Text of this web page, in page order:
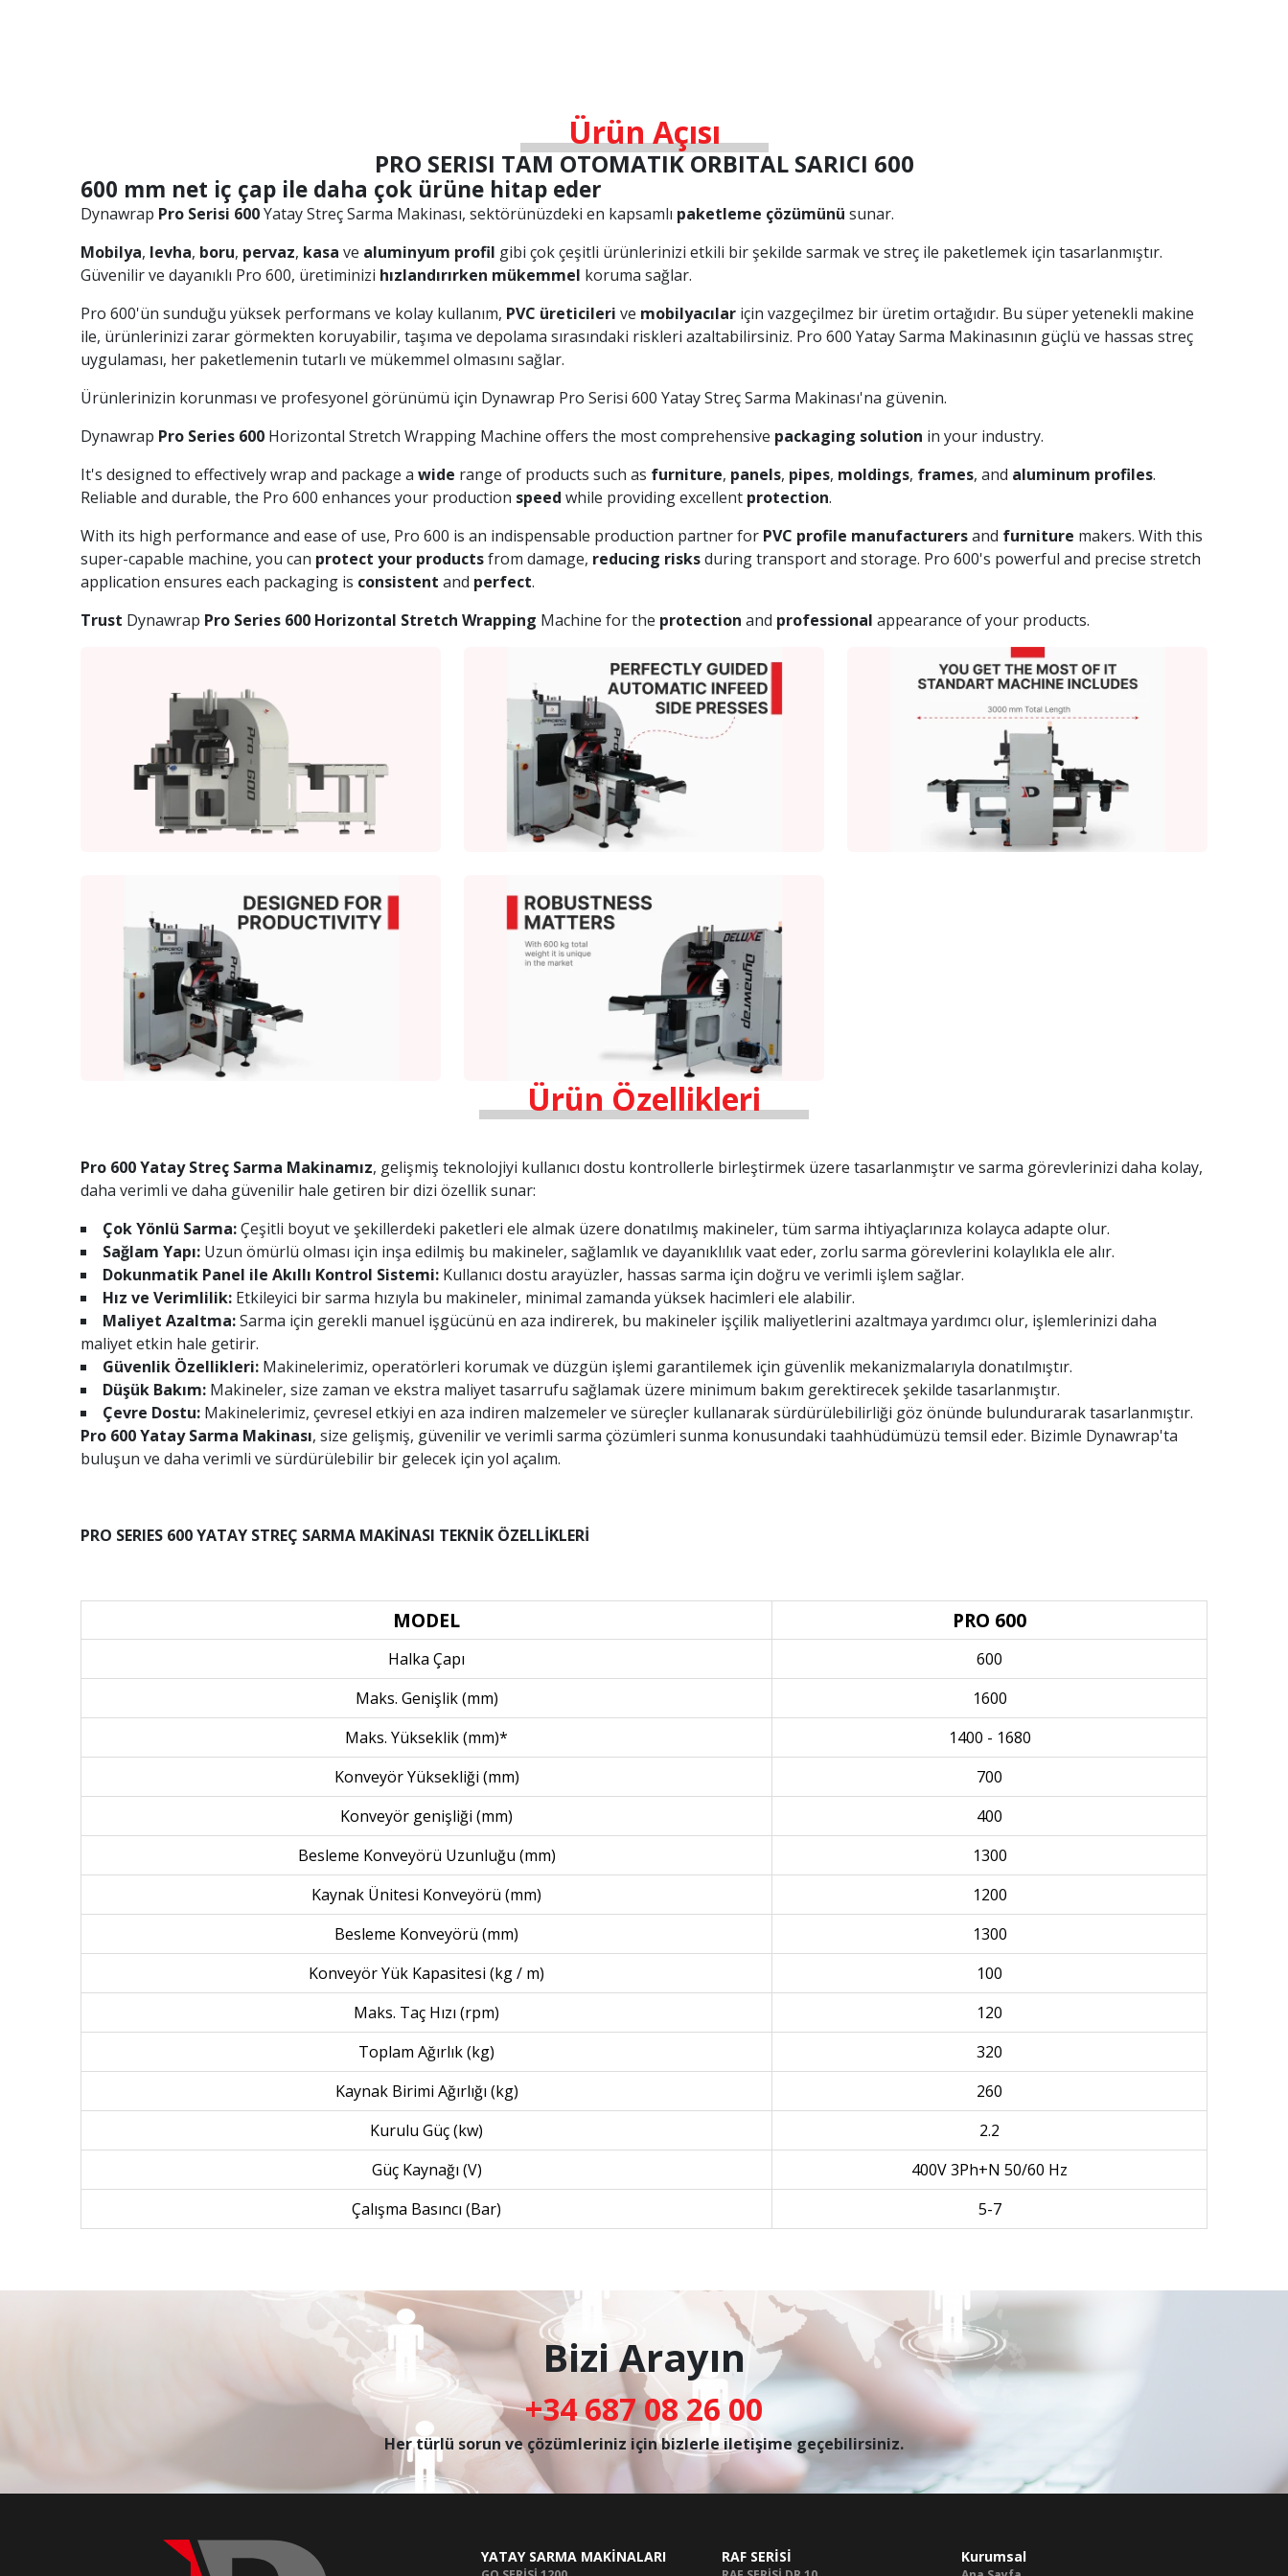
Ürün Açısı
PRO SERISI TAM OTOMATIK ORBITAL SARICI 600
600 mm net iç çap ile daha çok ürüne hitap eder
Dynawrap Pro Serisi 600Yatay Streç Sarma Makinası, sektörünüzdeki en kapsamlı paketleme çözümünü sunar.
Mobilya, levha, boru, pervaz, kasa ve aluminyum profil gibi çok çeşitli ürünlerinizi etkili bir şekilde sarmak ve streç ile paketlemek için tasarlanmıştır.
Güvenilir ve dayanıklı Pro 600, üretiminizi hızlandırırken mükemmel koruma sağlar.
Pro 600'ün sunduğu yüksek performans ve kolay kullanım, PVC üreticileri ve mobilyacılar için vazgeçilmez bir üretim ortağıdır. Bu süper yetenekli makine
ile, ürünlerinizi zarar görmekten koruyabilir, taşıma ve depolama sırasındaki riskleri azaltabilirsiniz. Pro 600 Yatay Sarma Makinasının güçlü ve hassas streç
uygulaması, her paketlemenin tutarlı ve mükemmel olmasını sağlar.
Ürünlerinizin korunması ve profesyonel görünümü için Dynawrap Pro Serisi 600 Yatay Streç Sarma Makinası'na güvenin.
Dynawrap Pro Series 600 Horizontal Stretch Wrapping Machine offers the most comprehensive packaging solution in your industry.
It's designed to effectively wrap and package a wide range of products such as furniture, panels, pipes, moldings, frames, and aluminum profiles.
Reliable and durable, the Pro 600 enhances your production speed while providing excellent protection.
With its high performance and ease of use, Pro 600 is an indispensable production partner for PVC profile manufacturersand furniture makers. With this
super-capable machine, you can protect your productsfrom damage, reducing risksduring transport and storage. Pro 600's powerful and precise stretch
application ensures each packaging is consistent and perfect.
Trust Dynawrap Pro Series 600 Horizontal Stretch Wrapping Machine for the protection and professional appearance of your products.
Ürün Özellikleri
Pro 600 Yatay Streç Sarma Makinamız, gelişmiş teknolojiyi kullanıcı dostu kontrollerle birleştirmek üzere tasarlanmıştır ve sarma görevlerinizi daha kolay,
daha verimli ve daha güvenilir hale getiren bir dizi özellik sunar:
Çok Yönlü Sarma:Çeşitli boyut ve şekillerdeki paketleri ele almak üzere donatılmış makineler, tüm sarma ihtiyaçlarınıza kolayca adapte olur.
Sağlam Yapı: Uzun ömürlü olması için inşa edilmiş bu makineler, sağlamlık ve dayanıklılık vaat eder, zorlu sarma görevlerini kolaylıkla ele alır.
Dokunmatik Panel ile Akıllı Kontrol Sistemi: Kullanıcı dostu arayüzler, hassas sarma için doğru ve verimli işlem sağlar.
Hız ve Verimlilik: Etkileyici bir sarma hızıyla bu makineler, minimal zamanda yüksek hacimleri ele alabilir.
Maliyet Azaltma:Sarma için gerekli manuel işgücünü en aza indirerek, bu makineler işçilik maliyetlerini azaltmaya yardımcı olur, işlemlerinizi daha
maliyet etkin hale getirir.
Güvenlik Özellikleri: Makinelerimiz, operatörleri korumak ve düzgün işlemi garantilemek için güvenlik mekanizmalarıyla donatılmıştır.
Düşük Bakım: Makineler, size zaman ve ekstra maliyet tasarrufu sağlamak üzere minimum bakım gerektirecek şekilde tasarlanmıştır.
Çevre Dostu: Makinelerimiz, çevresel etkiyi en aza indiren malzemeler ve süreçler kullanarak sürdürülebilirliği göz önünde bulundurarak tasarlanmıştır.
Pro 600 Yatay Sarma Makinası, size gelişmiş, güvenilir ve verimli sarma çözümleri sunma konusundaki taahhüdümüzü temsil eder. Bizimle Dynawrap'ta
buluşun ve daha verimli ve sürdürülebilir bir gelecek için yol açalım.
PRO SERIES 600 YATAY STREÇ SARMA MAKİNASI TEKNİK ÖZELLİKLERİ
MODEL PRO 600
Halka Çapı
600
Maks. Genişlik (mm)
1600
Maks. Yükseklik (mm)*
1400 - 1680
Konveyör Yüksekliği (mm)
700
Konveyör genişliği (mm)
400
Besleme Konveyörü Uzunluğu (mm)
1300
Kaynak Ünitesi Konveyörü (mm)
1200
Besleme Konveyörü (mm)
1300
Konveyör Yük Kapasitesi (kg / m)
100
Maks. Taç Hızı (rpm)
120
Toplam Ağırlık (kg)
320
Kaynak Birimi Ağırlığı (kg)
260
Kurulu Güç (kw)
2.2
Güç Kaynağı (V)
400V 3Ph+N 50/60 Hz
Çalışma Basıncı (Bar)
5-7
Bizi Arayın
+34 687 08 26 00
Her türlü sorun ve çözümleriniz için bizlerle iletişime geçebilirsiniz.
YATAY SARMA MAKİNALARI RAF SERİSİ Kurumsal